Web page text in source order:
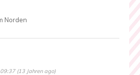
Norden
(13 Jahren ago)